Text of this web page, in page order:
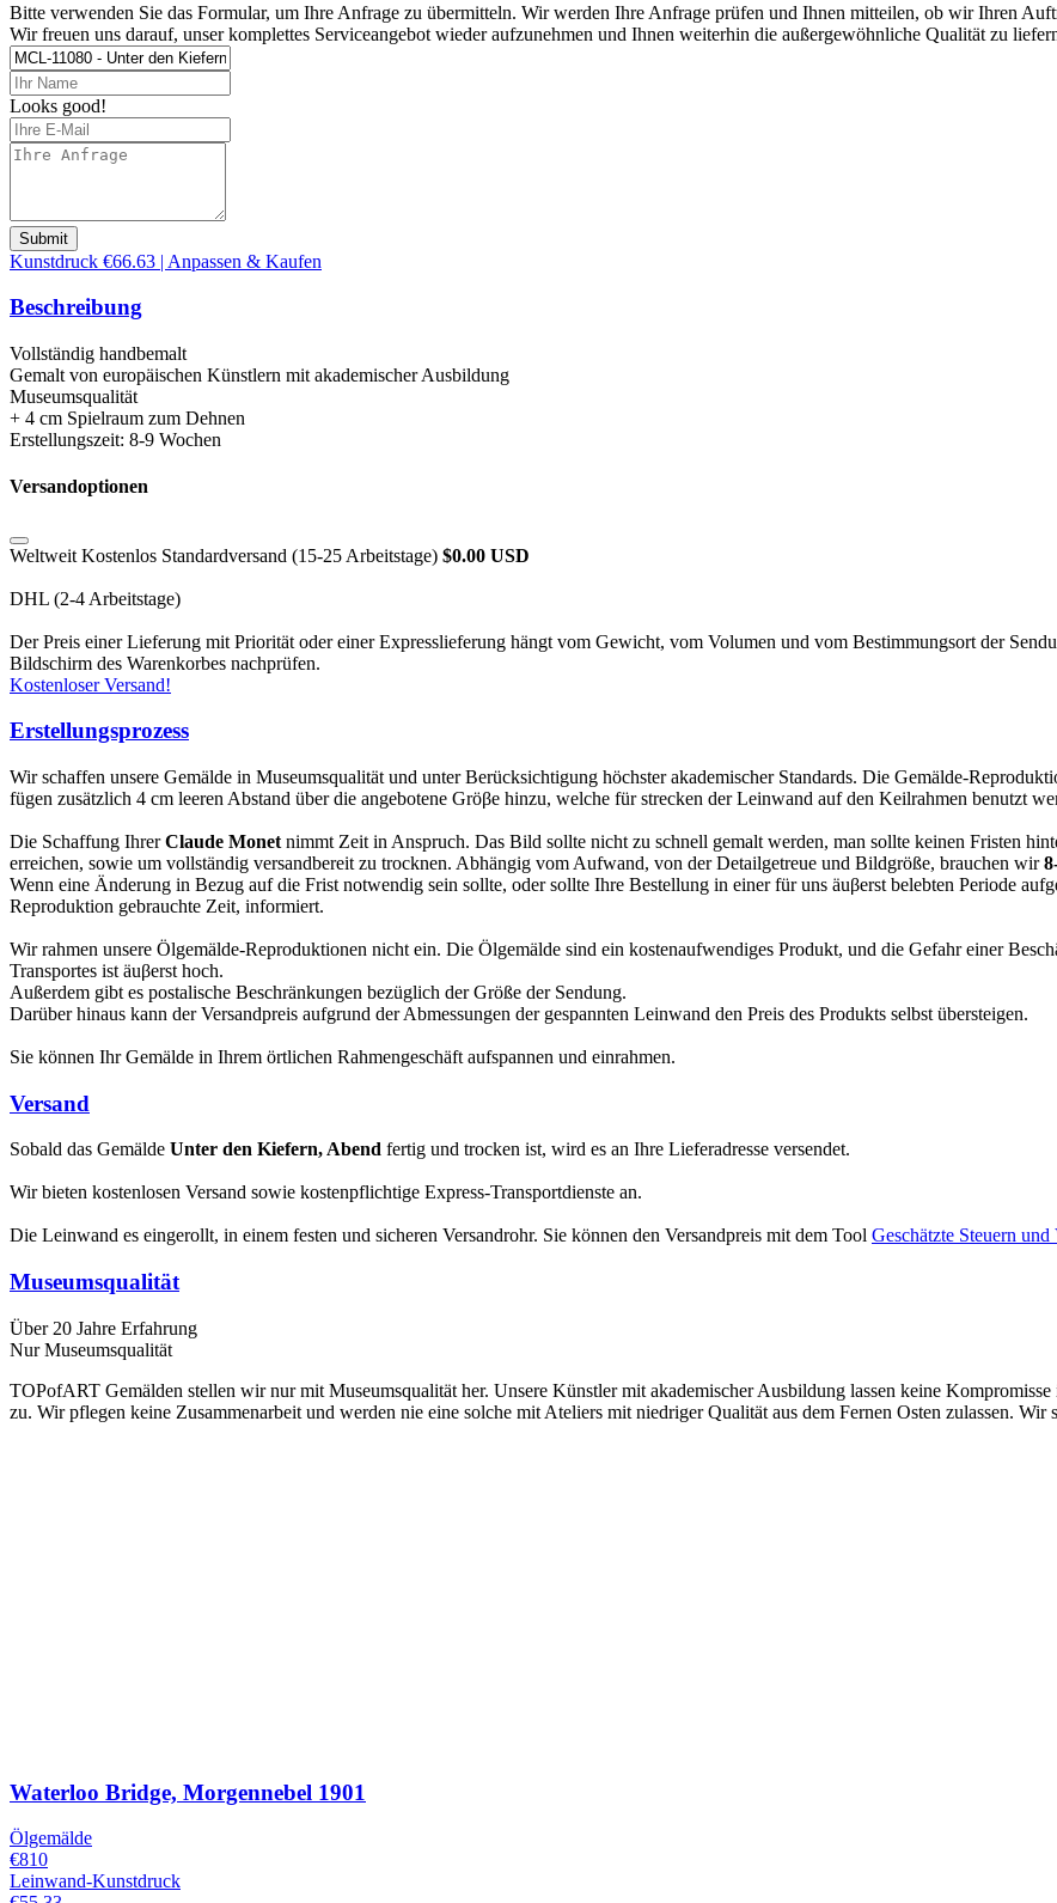
Bitte verwenden Sie das Formular, um Ihre Anfrage zu übermitteln. Wir werden Ihre Anfrage prüfen und Ihnen mitteilen, ob wir Ihren
Wir freuen uns darauf, unser komplettes Serviceangebot wieder aufzunehmen und Ihnen weiterhin die außergewöhnliche Qualität zu
Looks good!
Submit
Kunstdruck €66.63 | Anpassen & Kaufen
Beschreibung
Vollständig handbemalt
Gemalt von europäischen Künstlern mit akademischer Ausbildung
Museumsqualität
+ 4 cm Spielraum zum Dehnen
Erstellungszeit: 8-9 Wochen
Versandoptionen
Weltweit Kostenlos Standardversand (15-25 Arbeitstage) $0.00 USD
DHL (2-4 Arbeitstage)
Der Preis einer Lieferung mit Priorität oder einer Expresslieferung hängt vom Gewicht, vom Volumen und vom Bestimmungsort der
Bildschirm des Warenkorbes nachprüfen.
Kostenloser Versand!
Erstellungsprozess
Wir schaffen unsere Gemälde in Museumsqualität und unter Berücksichtigung höchster akademischer Standards. Die Gemälde-
fügen zusätzlich 4 cm leeren Abstand über die angebotene Gröβe hinzu, welche für strecken der Leinwand auf den Keilrahmen benutzt
Die Schaffung IhrerClaude Monet nimmt Zeit in Anspruch. Das Bild sollte nicht zu schnell gemalt werden, man sollte keinen Fristen
erreichen, sowie um vollständig versandbereit zu trocknen. Abhängig vom Aufwand, von der Detailgetreue und Bildgröße, brauchen wir
Wenn eine Änderung in Bezug auf die Frist notwendig sein sollte, oder sollte Ihre Bestellung in einer für uns äuβerst belebten Periode
Reproduktion gebrauchte Zeit, informiert.
Wir rahmen unsere Ölgemälde-Reproduktionen nicht ein. Die Ölgemälde sind ein kostenaufwendiges Produkt, und die Gefahr einer
Transportes ist äuβerst hoch.
Außerdem gibt es postalische Beschränkungen bezüglich der Größe der Sendung.
Darüber hinaus kann der Versandpreis aufgrund der Abmessungen der gespannten Leinwand den Preis des Produkts selbst übersteigen.
Sie können Ihr Gemälde in Ihrem örtlichen Rahmengeschäft aufspannen und einrahmen.
Versand
Sobald das Gemälde Unter den Kiefern, Abend fertig und trocken ist, wird es an Ihre Lieferadresse versendet.
Wir bieten kostenlosen Versand sowie kostenpflichtige Express-Transportdienste an.
Die Leinwand es eingerollt, in einem festen und sicheren Versandrohr. Sie können den Versandpreis mit dem Tool Geschätzte Steuern und
Museumsqualität
Über 20 Jahre Erfahrung
Nur Museumsqualität
TOPofART Gemälden stellen wir nur mit Museumsqualität her. Unsere Künstler mit akademischer Ausbildung lassen keine
zu. Wir pflegen keine Zusammenarbeit und werden nie eine solche mit Ateliers mit niedriger Qualität aus dem Fernen Osten zulassen.
Waterloo Bridge, Morgennebel 1901
Ölgemälde
€810
Leinwand-Kunstdruck